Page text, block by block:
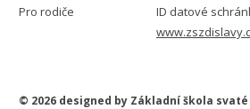
Pro rodiče
ID datové
© 2026 designed by Základní škola svaté